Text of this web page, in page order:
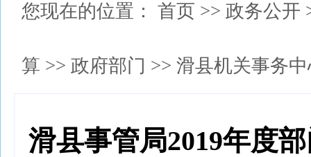
您现在的位置： 首页 >> 政务公开
算 >> 政府部门 >> 滑县机关事务
滑县事管局2019年度